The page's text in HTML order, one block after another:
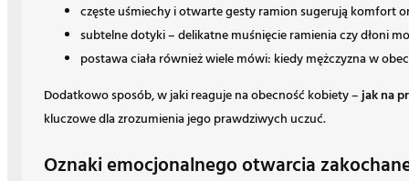
częste uśmiechy i otwarte gesty ramion sugerują komfort
subtelne dotyki – delikatne muśnięcie ramienia czy dłoni
postawa ciała również wiele mówi: kiedy mężczyzna w
Dodatkowo sposób, w jaki reaguje na obecność kobiety –jak na
kluczowe dla zrozumienia jego prawdziwych uczuć.
Oznaki emocjonalnego otwarcia